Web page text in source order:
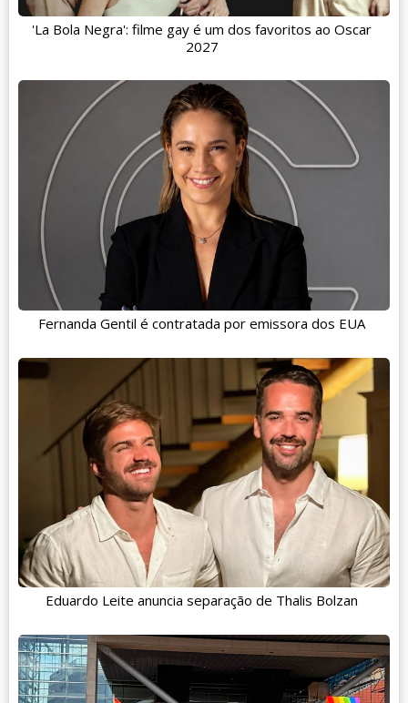
'La Bola Negra': filme gay é um dos favoritos ao Oscar
2027
Fernanda Gentil é contratada por emissora dos EUA
Eduardo Leite anuncia separação de Thalis Bolzan